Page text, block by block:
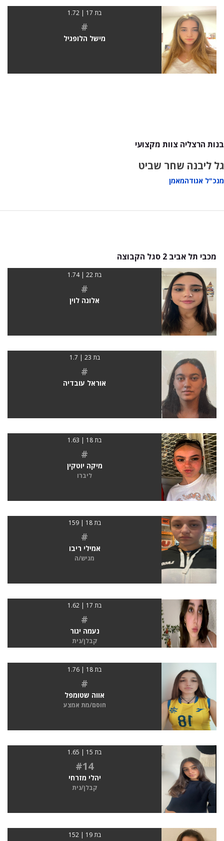
בת 17 | 1.72
#
מישל הלופגיל
בנות הרצליה צוות מקצועי
גל ליבנה
מנכ"ל אגודה
שחר שביט
מאמן
מכבי תל אביב 2 סגל הקבוצה
בת 22 | 1.74
#
אלונה לוין
בת 23 | 1.7
#
אוראל עובדיה
בת 18 | 1.63
#
מיקה יוטקין
ליברו
בת 18 | 159
#
אמילי ריבו
מגיש/ה
בת 17 | 1.62
#
נעמה יגור
קבלן/נית
בת 18 | 1.76
#
אווה שטומפל
חוסם/מת אמצע
בת 15 | 1.65
#14
יהלי מזרחי
קבלן/נית
בת 19 | 152